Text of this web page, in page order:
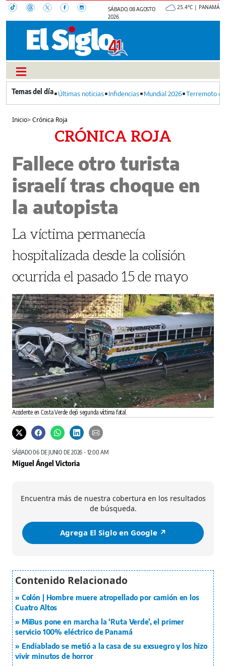
SÁBADO, 08 AGOSTO
2026
25.4°C | PANAMÁ
Últimas noticias Infidencias Mundial 2026 Terremoto
Inicio>Crónica Roja
CRÓNICA ROJA
Fallece otro turista
israelí tras choque en
la autopista
La víctima permanecía
hospitalizada desde la colisión
ocurrida el pasado 15 de mayo
Accidente en Costa Verde dejó segunda víctima fatal.
SÁBADO 06 DE JUNIO DE 2026 - 12:00 AM
Miguel Ángel Victoria
Encuentra más de nuestra cobertura en los resultados
de búsqueda.
Agrega El Siglo en Google ↗️
Colón | Hombre muere atropellado por camión en los
Cuatro Altos
MiBus pone en marcha la ‘Ruta Verde’, el primer
servicio 100% eléctrico de Panamá
Endiablado se metió a la casa de su exsuegro y los hizo
vivir minutos de horror